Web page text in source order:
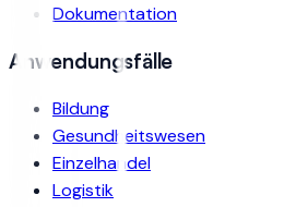
Dokumentation
Anwendungsfälle
Bildung
Gesundheitswesen
Einzelhandel
Logistik